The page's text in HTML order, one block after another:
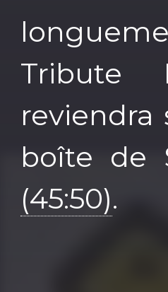
Tribute
boîte de
(45:50).